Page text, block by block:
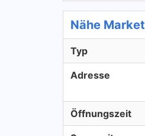
Nähe
Typ
Adresse
Öffnungszeit